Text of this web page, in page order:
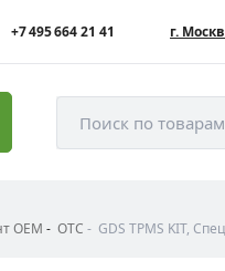
+7 495 664 21 41 г.
Поиск по товарам
ОЕМ OTC GDS TPMS KIT,